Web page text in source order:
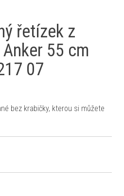
řetízek z
55 cm
07
bez krabičky, kterou si můžete